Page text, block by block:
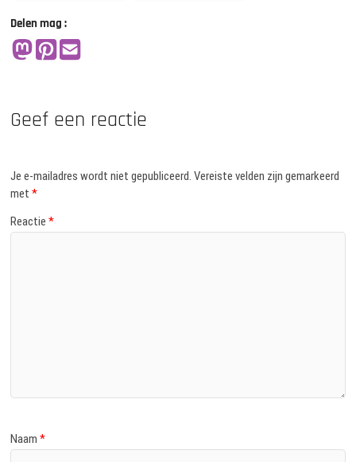
Delen mag :
Geef een reactie
Je e-mailadres wordt niet gepubliceerd. Vereiste velden zijn gemarkeerd
met*
Reactie*
Naam*